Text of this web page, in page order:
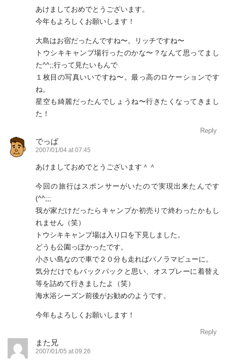
あけましておめでとうございます。
今年もよろしくお願いします！
大島はお宿だったんですね〜。リッチですね〜
トウシキキャンプ場行ったのかな〜？なんて思ってまし
た^^;;行って見たいもんで
１枚目の写真いいですね〜。最っ高のロケーションです
ね。
星空も綺麗だったんでしょうね〜行きたくなってきまし
た！
Reply
でっぱ
2007/01/04 at 07:45
あけましておめでとうございます＾＾
今回の旅行はスポンサーがいたので実現出来たんです
(^^;;;
我が家だけだったらキャンプか初売りで終わったかもし
れません（笑）
トウシキキャンプ場は入り口を下見しました。
どうも公園っぽかったです。
小さい島なので車で２０分も走ればパノラマビューに。
気分だけでもバックパックと思い、オスプレーに着替え
等を詰めて行きましたよ（笑）
海水浴シーズン前後がお勧めのようです。
今年もよろしくお願いします！
Reply
また兄
2007/01/05 at 09:26